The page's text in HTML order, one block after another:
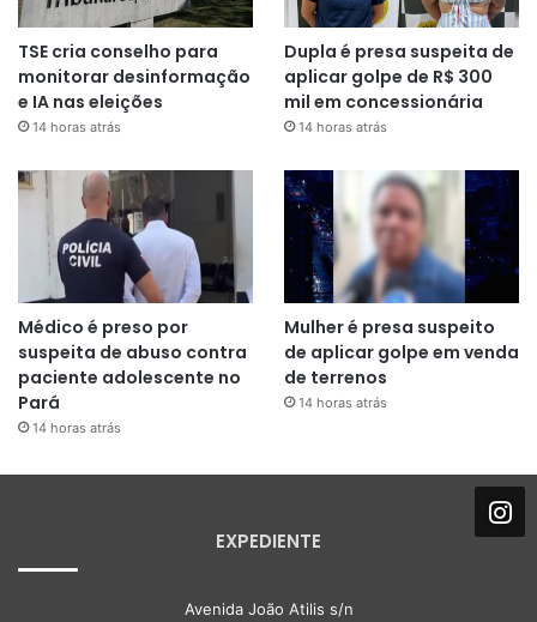
TSE cria conselho para
monitorar desinformação
e IA nas eleições
14 horas atrás
Dupla é presa suspeita de
aplicar golpe de R$ 300
mil em concessionária
14 horas atrás
Médico é preso por
suspeita de abuso contra
paciente adolescente no
Pará
14 horas atrás
Mulher é presa suspeito
de aplicar golpe em venda
de terrenos
14 horas atrás
EXPEDIENTE
Avenida João Atilis s/n